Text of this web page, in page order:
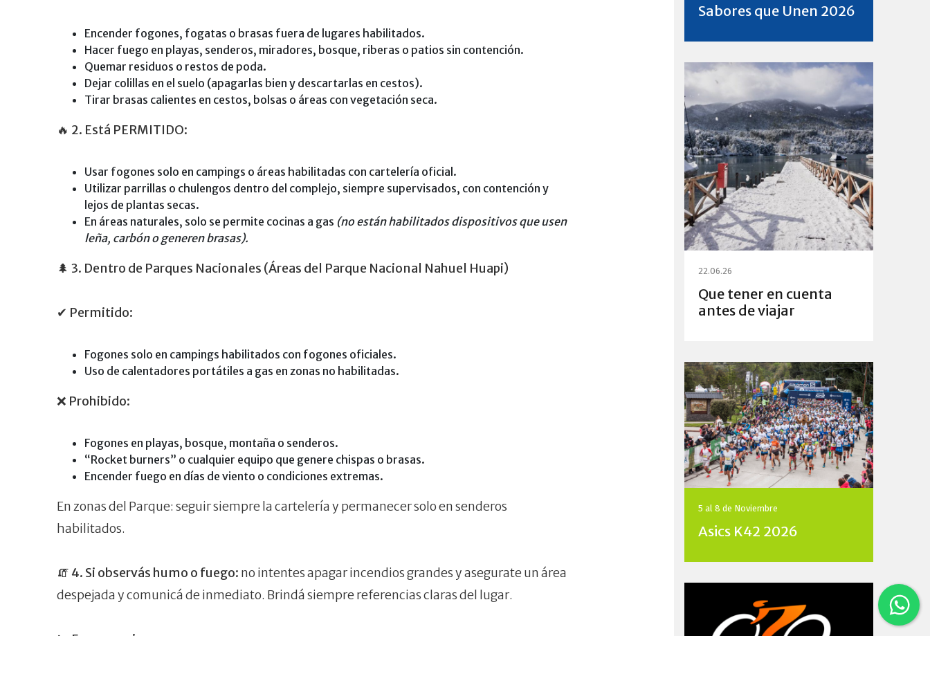
Encender fogones, fogatas o brasas fuera de lugares habilitados.
Hacer fuego en playas, senderos, miradores, bosque, riberas o patios sin contención.
Quemar residuos o restos de poda.
Dejar colillas en el suelo (apagarlas bien y descartarlas en cestos).
Tirar brasas calientes en cestos, bolsas o áreas con vegetación seca.
🔥 2. Está PERMITIDO:
Usar fogones solo en campings o áreas habilitadas con cartelería oficial.
Utilizar parrillas o chulengos dentro del complejo, siempre supervisados, con contención y
lejos de plantas secas.
En áreas naturales, solo se permite cocinas a gas (no están habilitados dispositivos que usen
leña, carbón o generen brasas).
🌲 3. Dentro de Parques Nacionales (Áreas del Parque Nacional Nahuel Huapi)
✔ Permitido:
Fogones solo en campings habilitados con fogones oficiales.
Uso de calentadores portátiles a gas en zonas no habilitadas.
❌ Prohibido:
Fogones en playas, bosque, montaña o senderos.
“Rocket burners” o cualquier equipo que genere chispas o brasas.
Encender fuego en días de viento o condiciones extremas.
En zonas del Parque: seguir siempre la cartelería y permanecer solo en senderos
habilitados.
🧯 4. Si observás humo o fuego: no intentes apagar incendios grandes y asegurate un área
despejada y comunicá de inmediato. Brindá siempre referencias claras del lugar.
📞 Emergencias
Sabores que Unen 2026
22.06.26
Que tener en cuenta
antes de viajar
5 al 8 de Noviembre
Asics K42 2026